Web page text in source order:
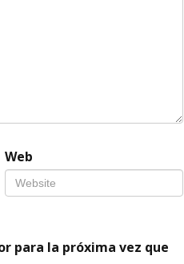
Web
para la próxima vez que